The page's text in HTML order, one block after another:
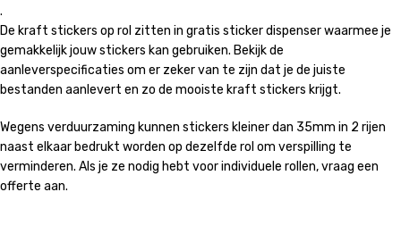
.
De kraft stickers op rol zitten in gratis sticker dispenser waarmee je
gemakkelijk jouw stickers kan gebruiken. Bekijk de
aanleverspecificaties om er zeker van te zijn dat je de juiste
bestanden aanlevert en zo de mooiste kraft stickers krijgt.
Wegens verduurzaming kunnen stickers kleiner dan 35mm in 2 rijen
naast elkaar bedrukt worden op dezelfde rol om verspilling te
verminderen. Als je ze nodig hebt voor individuele rollen, vraag een
offerte aan.